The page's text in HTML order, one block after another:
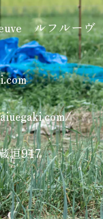
ルフルーヴ
垣947